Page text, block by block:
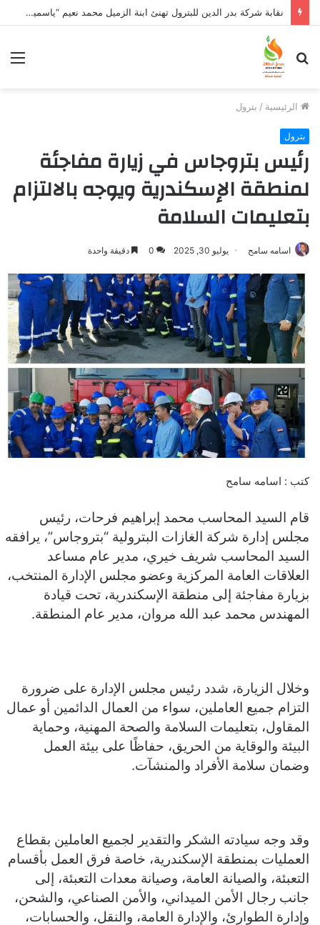
نقابة شركة بدر الدين للبترول تهنئ ابنة الزميل محمد نعيم “ياسمين” بتخرجها وتفوقها
بحث
عن
الرئيسية / بترول
بترول
رئيس بتروجاس في زيارة مفاجئة
لمنطقة الإسكندرية ويوجه بالالتزام
بتعليمات السلامة
اسامه سامح يوليو 30, 2025 0 دقيقة واحدة
كتب : اسامه سامح
قام السيد المحاسب محمد إبراهيم فرحات، رئيس
مجلس إدارة شركة الغازات البترولية “بتروجاس”، يرافقه
السيد المحاسب شريف خيري، مدير عام مساعد
العلاقات العامة المركزية وعضو مجلس الإدارة المنتخب،
بزيارة مفاجئة إلى منطقة الإسكندرية، تحت قيادة
المهندس محمد عبد الله مروان، مدير عام المنطقة.
وخلال الزيارة، شدد رئيس مجلس الإدارة على ضرورة
التزام جميع العاملين، سواء من العمال الدائمين أو عمال
المقاول، بتعليمات السلامة والصحة المهنية، وحماية
البيئة والوقاية من الحريق، حفاظًا على بيئة العمل
وضمان سلامة الأفراد والمنشآت.
وقد وجه سيادته الشكر والتقدير لجميع العاملين بقطاع
العمليات بمنطقة الإسكندرية، خاصة فرق العمل بأقسام
التعبئة، والصيانة العامة، وصيانة معدات التعبئة، إلى
جانب رجال الأمن الميداني، والأمن الصناعي، والشحن،
وإدارة الطوارئ، والإدارة العامة، والنقل، والحسابات،